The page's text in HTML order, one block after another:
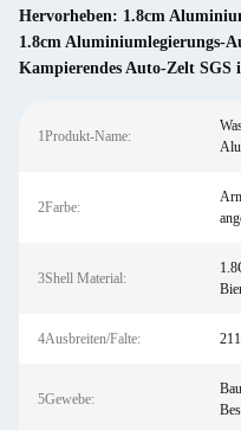
Hervorheben: 1.8cm
1.8cm Aluminiumlegierungs-
Kampierendes Auto-Zelt SGS
1Produkt-Name:
2Farbe:
3Shell Material:
4Ausbreiten/Falte:
5Gewebe: